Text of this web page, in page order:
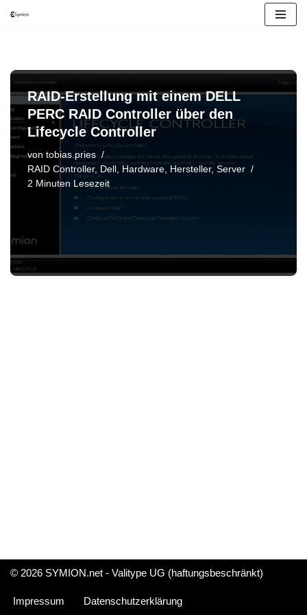
springen
RAID-Erstellung mit einem DELL
PERC RAID Controller über den
Lifecycle Controller
von tobias.pries
RAID Controller, Dell , Hardware, Hersteller, Server
2 Minuten Lesezeit
© 2026 SYMION.net - Valitype UG (haftungsbeschränkt)
Impressum Datenschutzerklärung